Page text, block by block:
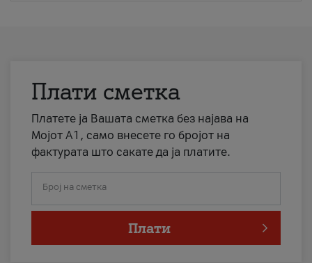
Плати сметка
Платете ја Вашата сметка без најава на
Мојот А1, само внесете го бројот на
фактурата што сакате да ја платите.
Број на сметка
Плати